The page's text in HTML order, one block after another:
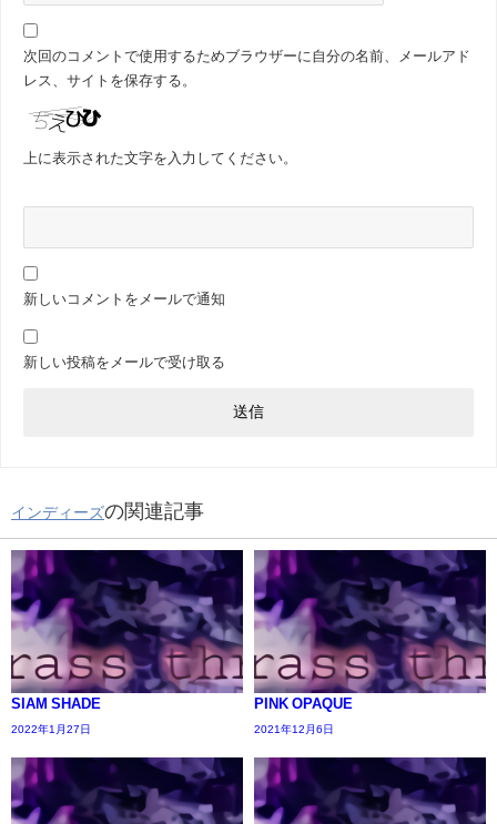
次回のコメントで使用するためブラウザーに自分の名前、メールアド
レス、サイトを保存する。
上に表示された文字を入力してください。
新しいコメントをメールで通知
新しい投稿をメールで受け取る
インディーズの関連記事
SIAM SHADE
2022年1月27日
PINK OPAQUE
2021年12月6日